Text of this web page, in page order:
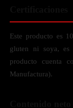
Este producto es
gluten ni soya, es
producto cuenta
Manufactura).